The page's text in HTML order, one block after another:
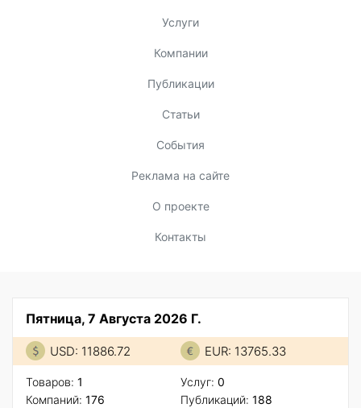
Услуги
Компании
Публикации
Статьи
События
Реклама на сайте
О проекте
Контакты
Пятница, 7 Августа 2026 Г.
USD: 11886.72 EUR: 13765.33
Товаров: 1
Компаний: 176
Услуг: 0
Публикаций: 188